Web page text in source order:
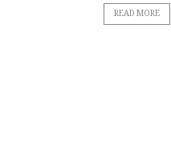
READ MORE